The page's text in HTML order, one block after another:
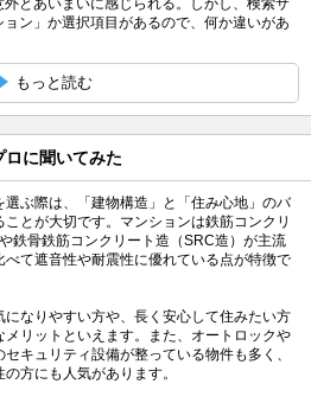
とあいまいに感じられる。しかし、検索サ
ン」か選択項目があるので、何か違いがあ
もっと読む
に聞いてみた
選ぶ際は、「建物構造」と「住み心地」のバ
ことが大切です。マンションは鉄筋コンクリ
鉄骨鉄筋コンクリート造（SRC造）が主流
べて遮音性や耐震性に優れている点が特徴で
になりやすい方や、長く安心して住みたい方
メリットといえます。また、オートロックや
セキュリティ設備が整っている物件も多く、
方にも人気があります。